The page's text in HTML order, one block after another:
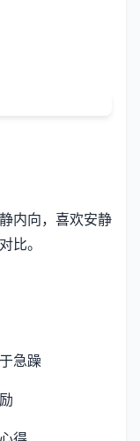
内向，喜欢安静
比。
急躁